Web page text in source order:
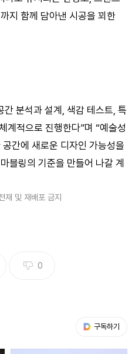
지 함께 담아낸 시공을 꾀한
분석과 설계, 색감 테스트, 특
계적으로 진행한다”며 “예술성
간에 새로운 디자인 가능성을
블링의 기준을 만들어 나갈 계
및 재배포 금지
0
구독하기